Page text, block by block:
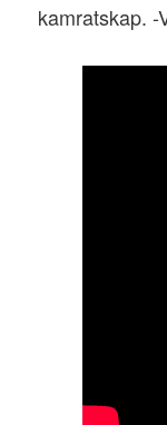
kamratskap. -